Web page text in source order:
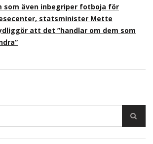
som även inbegriper fotboja för
statsminister Mette
att det ”handlar om dem som